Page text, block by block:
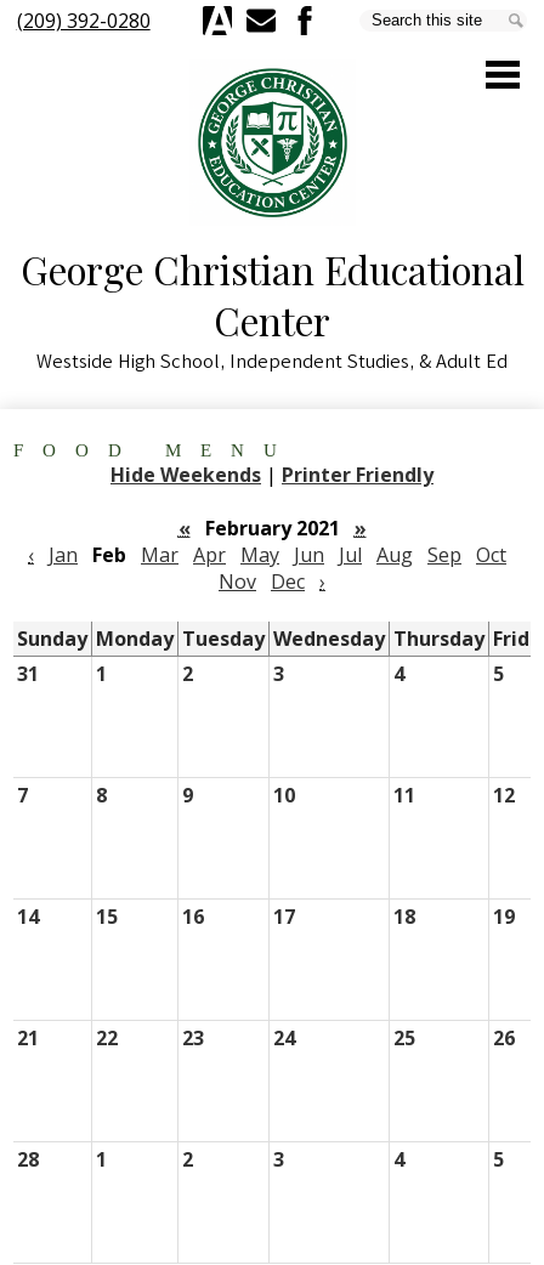
Skip
to
main
content
George Christian Educational
Center
Westside High School, Independent Studies, & Adult Ed
About Us
Parents & Students
Staff
Schools & Programs
District Home
(209) 392-0280
Mail
Search
FOOD MENU
Hide Weekends | Printer Friendly
«
February 2021
»
‹ Jan Feb Mar Apr May Jun Jul Aug Sep Oct
Nov Dec ›
Sunday Monday Tuesday Wednesday Thursday
31
1 2 3 4 5
7 8 9 10 11 12
14 15 16 17 18 19
21 22 23 24 25 26
28 1 2 3 4 5